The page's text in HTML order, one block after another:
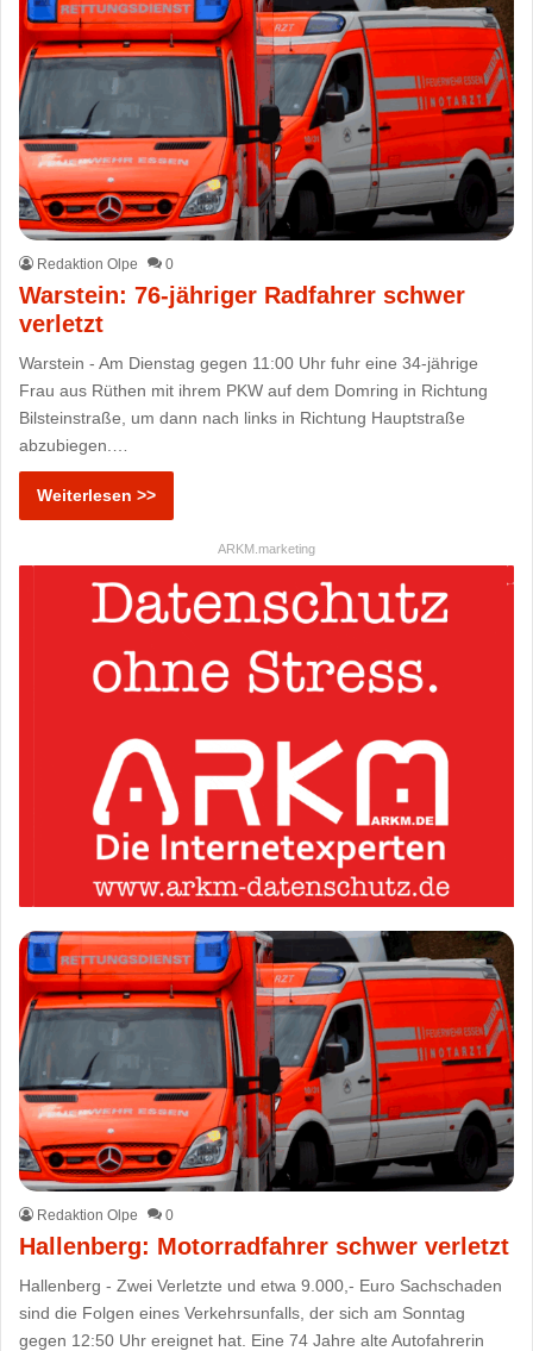
Redaktion Olpe 0
Warstein: 76-jähriger Radfahrer schwer
verletzt
Warstein - Am Dienstag gegen 11:00 Uhr fuhr eine 34-jährige
Frau aus Rüthen mit ihrem PKW auf dem Domring in Richtung
Bilsteinstraße, um dann nach links in Richtung Hauptstraße
abzubiegen.…
Weiterlesen >>
ARKM.marketing
Redaktion Olpe 0
Hallenberg: Motorradfahrer schwer verletzt
Hallenberg - Zwei Verletzte und etwa 9.000,- Euro Sachschaden
sind die Folgen eines Verkehrsunfalls, der sich am Sonntag
gegen 12:50 Uhr ereignet hat. Eine 74 Jahre alte Autofahrerin